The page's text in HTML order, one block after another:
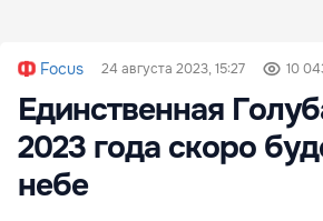
Focus 24 августа 2023, 15:27 10
Единственная
2023 года скоро
небе